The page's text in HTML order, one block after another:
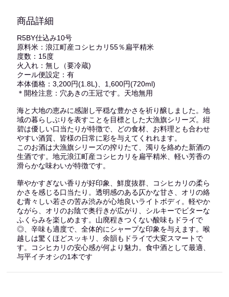
商品詳細
R5BY仕込み10号
原料米：浪江町産コシヒカリ55％扁平精米
度数：15度
火入れ：無し（要冷蔵)
クール便設定：有
本体価格：3,200円(1.8L)、1,600円(720ml)
＊開栓注意：穴あきの王冠です。天地無用
海と大地の恵みに感謝し平穏な豊かさを祈り醸しました。地
域の暮らしぶりを表すことを目標とした大漁旗シリーズ。紺
碧は優しい口当たりが特徴で、どの食材、お料理とも合わせ
やすい酒質、皆様の日常に彩を与えてくれれます。
このお酒は大漁旗シリーズの搾りたて、濁りを絡めた新酒の
生酒です。地元浪江町産コシヒカリを扁平精米、軽い芳香の
滑らかな味わいが特徴です。
華やかすぎない香りが好印象、鮮度抜群、コシヒカリの柔ら
かさを感じる口当たり。透明感のある仄かな甘さ、オリの絡
む青々しい若さの苦み渋みが心地良いライトボディ。軽やか
ながら、オリのお陰で奥行きが広がり、シルキーでビターな
ふくらみを楽しめます。山廃程きつくない酸味もドライで
◎、辛味も適度で、全体的にシャープな印象を与えます。喉
越しは驚くほどスッキリ、余韻もドライで大変スマートで
す。コシヒカリの安心感が何より魅力。食中酒として最適、
与平イチオシの1本です